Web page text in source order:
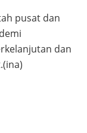
pusat dan
dan